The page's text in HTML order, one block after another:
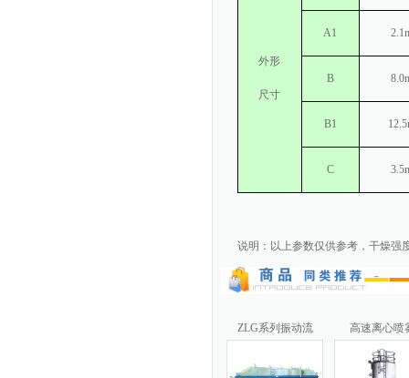
外形
尺寸
A1
B
B1
C
说明：以上参数仅供参考，干燥强
ZLG系列振动流 高速离心喷